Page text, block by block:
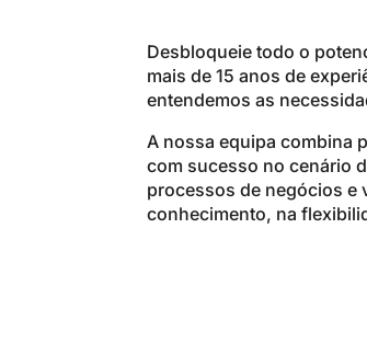
Desbloqueie todo o
mais de 15 anos de
entendemos as
A nossa equipa combina
com sucesso no cenário
processos de negócios e
conhecimento, na